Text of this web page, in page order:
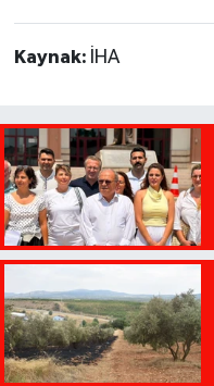
Kaynak: İHA